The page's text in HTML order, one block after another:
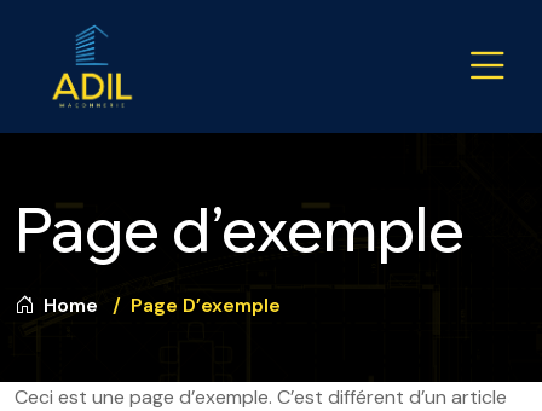
Page d’exemple
Home Page D’exemple
Ceci est une page d’exemple. C’est différent d’un article